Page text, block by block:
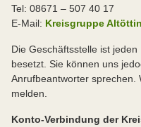
Tel: 08671 – 507 40 17
E-Mail: Kreisgruppe
Die Geschäftsstelle ist
besetzt. Sie können uns
Anrufbeantworter sprechen.
melden.
Konto-Verbindung der